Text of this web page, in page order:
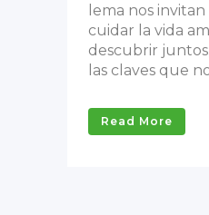
lema nos
cuidar la vida
descubrir
las claves que
Read More